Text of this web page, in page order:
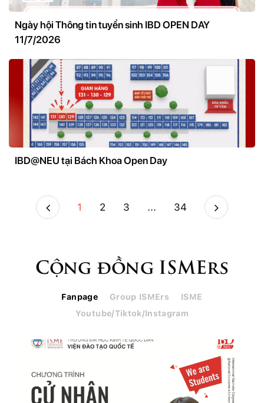
Ngày hội Thông tin tuyển sinh IBD OPEN DAY
11/7/2026
IBD@NEU tại Bách Khoa Open Day
1 2 3 ... 34
Cộng đồng ISMErs
Fanpage Group ISMErs
ISME
Youtube/Tiktok/Instagram